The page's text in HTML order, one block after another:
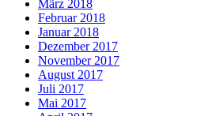
März 2018
Februar 2018
Januar 2018
Dezember 2017
November 2017
August 2017
Juli 2017
Mai 2017